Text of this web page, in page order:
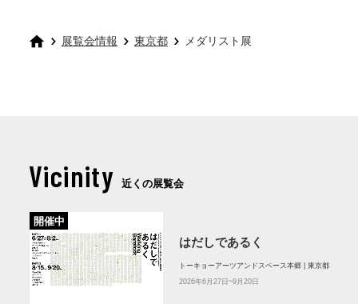
展覧会情報 東京都 メダリスト展
Vicinity 近くの展覧会
開催中
はだしであるく
トーキョーアーツアンドスペース本郷 | 東京都
2026年6月27日~9月20日